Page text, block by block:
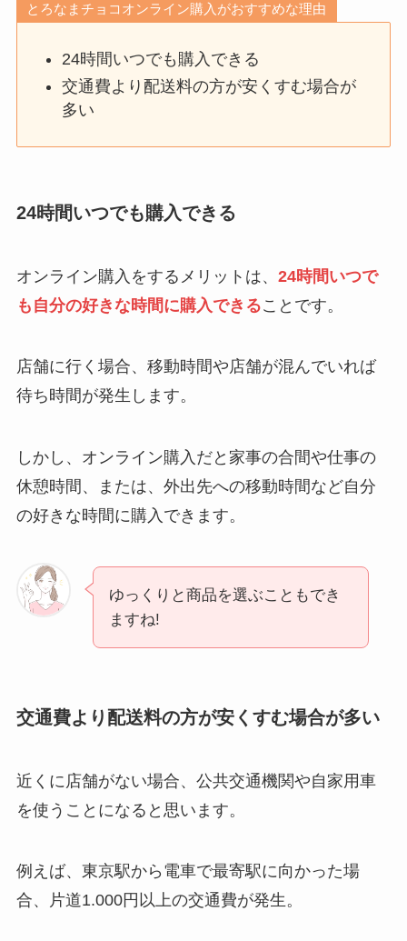
とろなまチョコオンライン購入がおすすめな理由
24時間いつでも購入できる
交通費より配送料の方が安くすむ場合が
多い
24時間いつでも購入できる
オンライン購入をするメリットは、 24時間いつで
も自分の好きな時間に購入できることです。
店舗に行く場合、移動時間や店舗が混んでいれば
待ち時間が発生します。
しかし、オンライン購入だと家事の合間や仕事の
休憩時間、または、外出先への移動時間など自分
の好きな時間に購入できます。
ゆっくりと商品を選ぶこともでき
ますね!
交通費より配送料の方が安くすむ場合が多い
近くに店舗がない場合、公共交通機関や自家用車
を使うことになると思います。
例えば、東京駅から電車で最寄駅に向かった場
合、片道1.000円以上の交通費が発生。